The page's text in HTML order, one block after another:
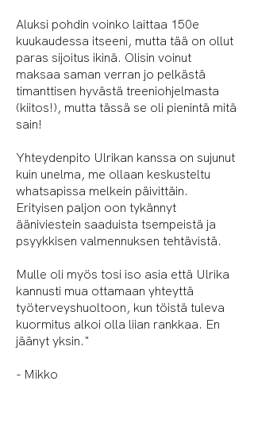
Aluksi pohdin voinko laittaa 150e
kuukaudessa itseeni, mutta tää on ollut
paras sijoitus ikinä. Olisin voinut
maksaa saman verran jo pelkästä
timanttisen hyvästä treeniohjelmasta
(kiitos!), mutta tässä se oli pienintä mitä
sain!
Yhteydenpito Ulrikan kanssa on sujunut
kuin unelma, me ollaan keskusteltu
whatsapissa melkein päivittäin.
Erityisen paljon oon tykännyt
ääniviestein saaduista tsempeistä ja
psyykkisen valmennuksen tehtävistä.
Mulle oli myös tosi iso asia että Ulrika
kannusti mua ottamaan yhteyttä
työterveyshuoltoon, kun töistä tuleva
kuormitus alkoi olla liian rankkaa. En
jäänyt yksin."
- Mikko